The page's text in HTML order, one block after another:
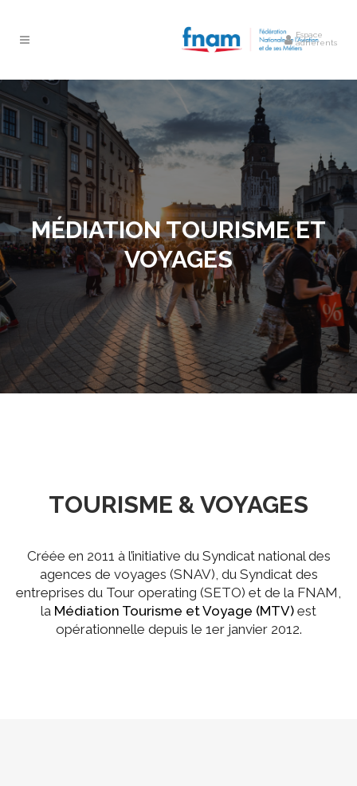
Espace
adhérents
MÉDIATION TOURISME ET
VOYAGES
TOURISME & VOYAGES
Créée en 2011 à l’initiative du Syndicat national des
agences de voyages (SNAV), du Syndicat des
entreprises du Tour operating (SETO) et de la FNAM,
la Médiation Tourisme et Voyage (MTV) est
opérationnelle depuis le 1er janvier 2012.